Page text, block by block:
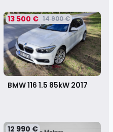
13 500 € 14 900 €
BMW 116 1.5 85kW 2017
12 990 €